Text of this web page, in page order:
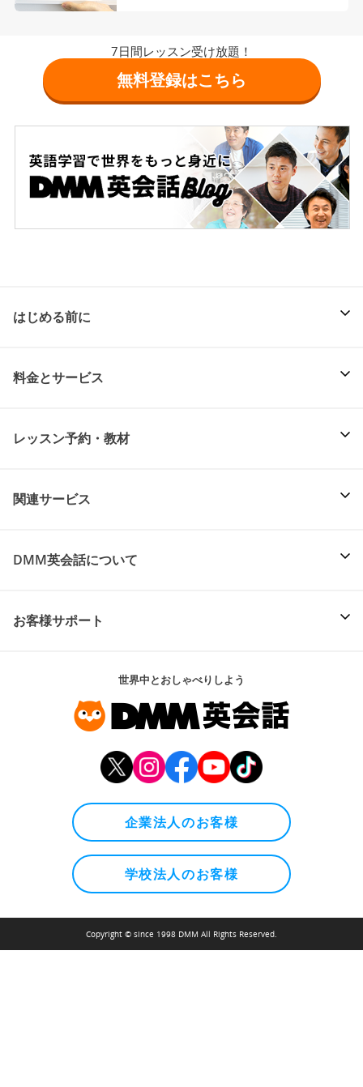
7日間レッスン受け放題！
無料登録はこちら
はじめる前に
料金とサービス
レッスン予約・教材
関連サービス
DMM英会話について
お客様サポート
世界中とおしゃべりしよう
企業法人のお客様
学校法人のお客様
Copyright © since 1998 DMM All Rights Reserved.